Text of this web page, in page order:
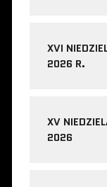
XVI
2026 R.
XV
2026